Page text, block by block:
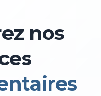
nos